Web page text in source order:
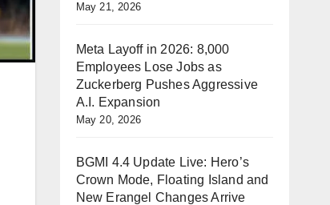
May 21, 2026
Meta Layoff in 2026: 8,000
Employees Lose Jobs as
Zuckerberg Pushes Aggressive
A.I. Expansion
May 20, 2026
BGMI 4.4 Update Live: Hero’s
Crown Mode, Floating Island and
New Erangel Changes Arrive